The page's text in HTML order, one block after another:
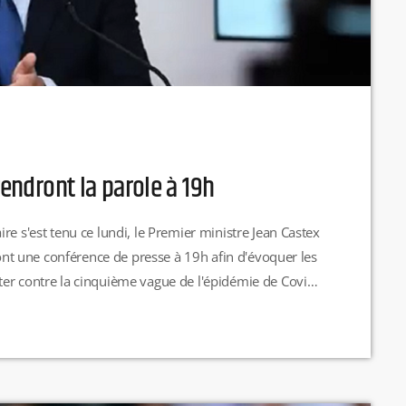
la parole à 19h
s'est tenu ce lundi, le Premier ministre Jean Castex
une conférence de presse à 19h afin d'évoquer les
contre la cinquième vague de l'épidémie de Covid-